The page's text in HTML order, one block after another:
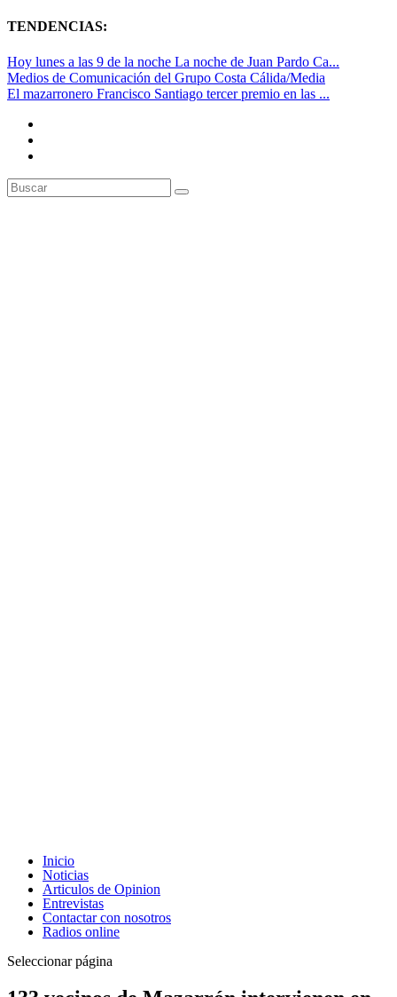
TENDENCIAS:
Hoy lunes a las 9 de la noche La noche de Juan Pardo Ca...
Medios de Comunicación del Grupo Costa Cálida/Media
El mazarronero Francisco Santiago tercer premio en las ...
Inicio
Noticias
Articulos de Opinion
Entrevistas
Contactar con nosotros
Radios online
Seleccionar página